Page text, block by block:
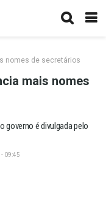
nomes de secretários
mais nomes
governo é divulgada pelo
09:45